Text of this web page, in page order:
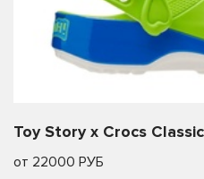
Toy Story x Crocs
от 22000 РУБ